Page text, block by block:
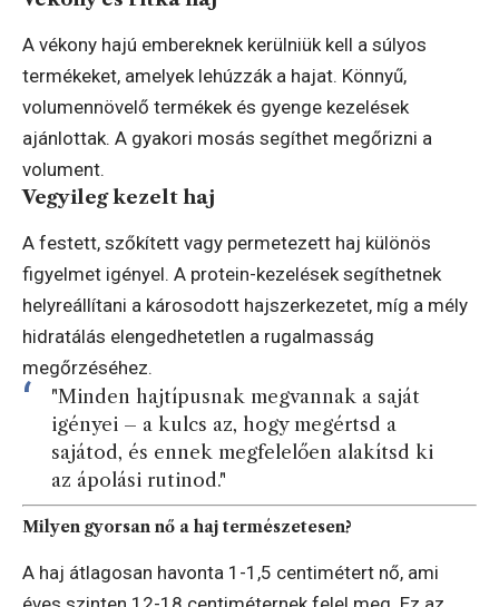
A vékony hajú embereknek kerülniük kell a súlyos
termékeket, amelyek lehúzzák a hajat. Könnyű,
volumennövelő termékek és gyenge kezelések
ajánlottak. A gyakori mosás segíthet megőrizni a
volument.
Vegyileg kezelt haj
A festett, szőkített vagy permetezett haj különös
figyelmet igényel. A protein-kezelések segíthetnek
helyreállítani a károsodott hajszerkezetet, míg a mély
hidratálás elengedhetetlen a rugalmasság
megőrzéséhez.
"Minden hajtípusnak megvannak a saját
igényei – a kulcs az, hogy megértsd a
sajátod, és ennek megfelelően alakítsd ki
az ápolási rutinod."
Milyen gyorsan nő a haj természetesen?
A haj átlagosan havonta 1-1,5 centimétert nő, ami